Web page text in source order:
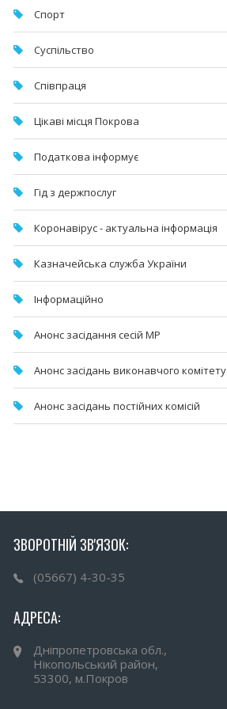
Спорт
Суспільство
Співпраця
Цікаві місця Покрова
Податкова інформує
Гід з держпослуг
Коронавірус - актуальна інформація
Казначейська служба України
Інформаційно
Анонс засідання сесій МР
Анонс засідань виконавчого комітету
Анонс засідань постійних комісій
ЗВОРОТНІЙ ЗВ'ЯЗОК:
(05667) 4-30-35
АДРЕСА:
Дніпропетровська обл.,
Нікопольський район,
53300, м.Покров